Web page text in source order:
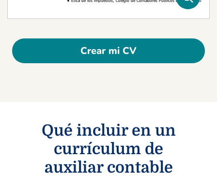
Crear mi CV
Qué incluir en un
currículum de
auxiliar contable